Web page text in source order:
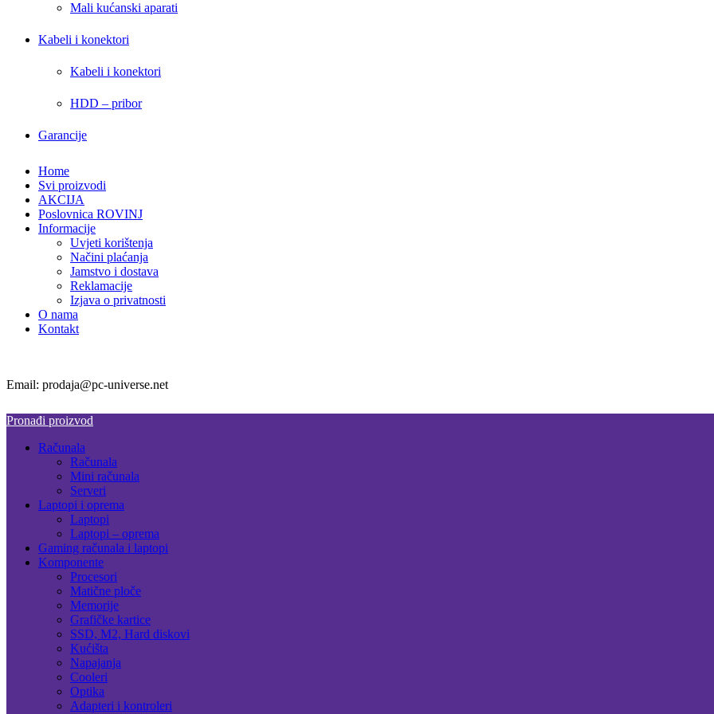
Mali kućanski aparati
Kabeli i konektori
Kabeli i konektori
HDD – pribor
Garancije
Home
Svi proizvodi
AKCIJA
Poslovnica ROVINJ
Informacije
Uvjeti korištenja
Načini plaćanja
Jamstvo i dostava
Reklamacije
Izjava o privatnosti
O nama
Kontakt
Email: prodaja@pc-universe.net
Pronađi proizvod
Računala
Računala
Mini računala
Serveri
Laptopi i oprema
Laptopi
Laptopi – oprema
Gaming računala i laptopi
Komponente
Procesori
Matične ploče
Memorije
Grafičke kartice
SSD, M2, Hard diskovi
Kućišta
Napajanja
Cooleri
Optika
Adapteri i kontroleri